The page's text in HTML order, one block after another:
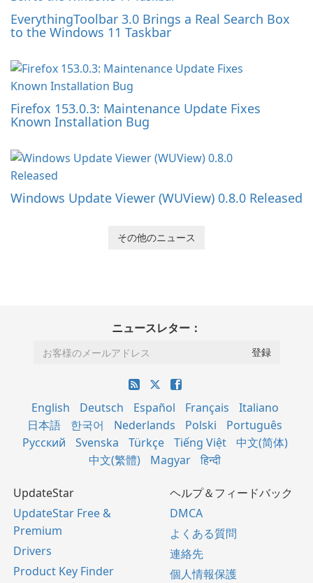
EverythingToolbar 3.0 Brings a Real Search Box
to the Windows 11 Taskbar
Firefox 153.0.3: Maintenance Update Fixes
Known Installation Bug
Windows Update Viewer (WUView) 0.8.0 Released
その他のニュース
ニュースレター：
English Deutsch Español Français
Italiano
日本語
한국어 Nederlands Polski
Português
Русский
Svenska Türkçe Tiếng Việt
中文(简体)
中文(繁體)
Magyar हिन्दी
UpdateStar
UpdateStar Free &
Premium
Drivers
Product Key Finder
ヘルプ＆フィードバック
DMCA
よくある質問
連絡先
個人情報保護